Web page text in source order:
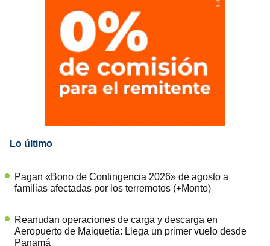
Lo último
Pagan «Bono de Contingencia 2026» de agosto a
familias afectadas por los terremotos (+Monto)
Reanudan operaciones de carga y descarga en
Aeropuerto de Maiquetía: Llega un primer vuelo desde
Panamá